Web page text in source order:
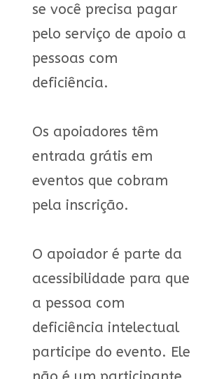
se você precisa pagar
pelo serviço de apoio a
pessoas com
deficiência.
Os apoiadores têm
entrada grátis em
eventos que cobram
pela inscrição.
O apoiador é parte da
acessibilidade para que
a pessoa com
deficiência intelectual
participe do evento. Ele